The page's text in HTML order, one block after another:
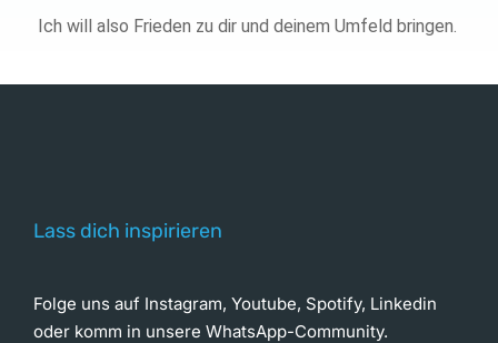
Ich will also Frieden zu dir und deinem Umfeld bringen.
Lass dich inspirieren
Folge uns auf Instagram, Youtube, Spotify, Linkedin
oder komm in unsere WhatsApp-Community.